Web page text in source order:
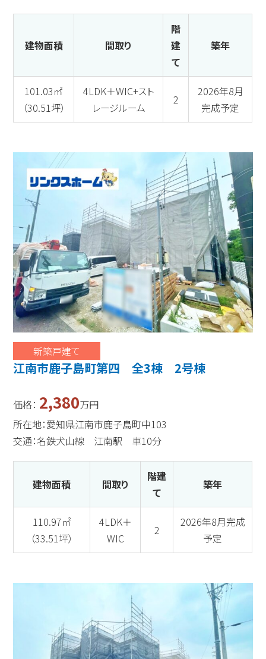
建物面積 間取り
階
建
て
築年
101.03㎡
（30.51坪）
4LDK＋WIC+スト
レージルーム
2
2026年8月
完成予定
新築戸建て
江南市鹿子島町第四 全3棟 2号棟
価格： 2,380万円
所在地：愛知県江南市鹿子島町中103
交通：名鉄犬山線 江南駅 車10分
建物面積 間取り
階建
て
築年
110.97㎡
（33.51坪）
4LDK＋
WIC
2
2026年8月完成
予定